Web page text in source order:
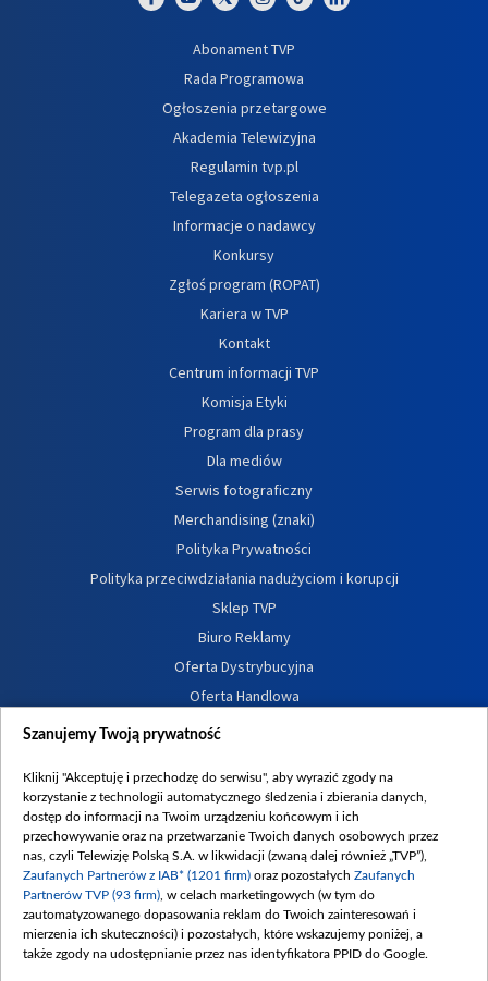
Abonament TVP
Rada Programowa
Ogłoszenia przetargowe
Akademia Telewizyjna
Regulamin tvp.pl
Telegazeta ogłoszenia
Informacje o nadawcy
Konkursy
Zgłoś program (ROPAT)
Kariera w TVP
Kontakt
Centrum informacji TVP
Komisja Etyki
Program dla prasy
Dla mediów
Serwis fotograficzny
Merchandising (znaki)
Polityka Prywatności
Polityka przeciwdziałania nadużyciom i korupcji
Sklep TVP
Biuro Reklamy
Oferta Dystrybucyjna
Oferta Handlowa
Dostępność
Procedura zgłoszeń wewnętrznych
Szanujemy Twoją prywatność
Kliknij "Akceptuję i przechodzę do serwisu", aby wyrazić zgody na
korzystanie z technologii automatycznego śledzenia i zbierania danych,
dostęp do informacji na Twoim urządzeniu końcowym i ich
przechowywanie oraz na przetwarzanie Twoich danych osobowych przez
nas, czyli Telewizję Polską S.A. w likwidacji (zwaną dalej również „TVP”),
Zaufanych Partnerów z IAB* (1201 firm) oraz pozostałych Zaufanych
Partnerów TVP (93 firm) , w celach marketingowych (w tym do
zautomatyzowanego dopasowania reklam do Twoich zainteresowań i
mierzenia ich skuteczności) i pozostałych, które wskazujemy poniżej, a
także zgody na udostępnianie przez nas identyfikatora PPID do Google.